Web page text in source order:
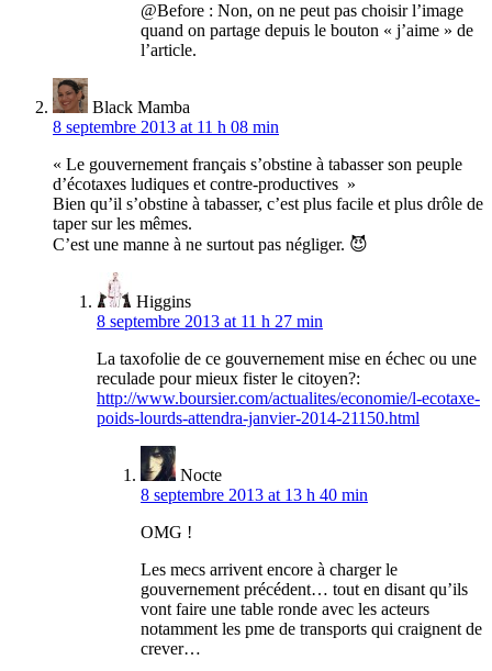
@Before : Non, on ne peut pas choisir l’image
quand on partage depuis le bouton « j’aime » de
l’article.
Black Mamba
8 septembre 2013 at 11 h 08 min
« Le gouvernement français s’obstine à tabasser son peuple
d’écotaxes ludiques et contre-productives »
Bien qu’il s’obstine à tabasser, c’est plus facile et plus drôle de
taper sur les mêmes.
C’est une manne à ne surtout pas négliger. 😈
Higgins
8 septembre 2013 at 11 h 27 min
La taxofolie de ce gouvernement mise en échec ou une
reculade pour mieux fister le citoyen?:
http://www.boursier.com/actualites/economie/l-ecotaxe-
poids-lourds-attendra-janvier-2014-21150.html
Nocte
8 septembre 2013 at 13 h 40 min
OMG !
Les mecs arrivent encore à charger le
gouvernement précédent… tout en disant qu’ils
vont faire une table ronde avec les acteurs
notamment les pme de transports qui craignent de
crever…